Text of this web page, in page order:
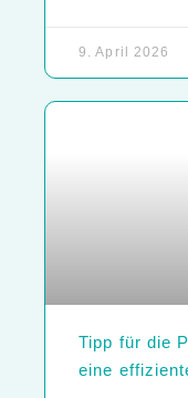
9. April 2026
Tipp für die
eine